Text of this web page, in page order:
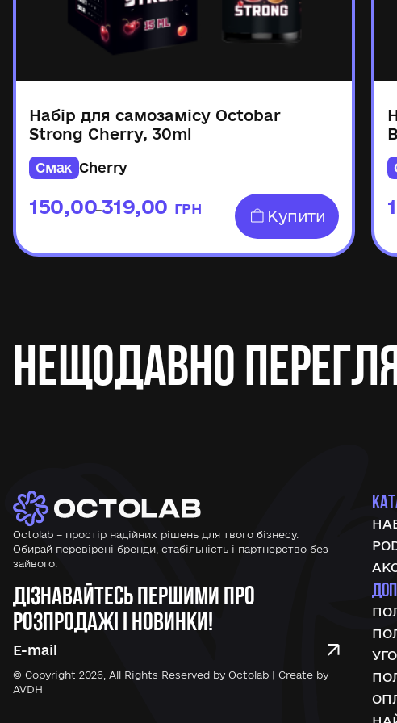
Набір для самозамісу Octobar
Strong Cherry, 30ml
Смак Cherry
150,00
–319,00 ГРН Купити
Нещодавно
Octolab – простір надійних рішень для твого бізнесу.
Обирай перевірені бренди, стабільність і партнерство без
зайвого.
Дізнавайтесь першими про
розпродажі і новинки!
© Copyright 2026, All Rights Reserved by Octolab | Create by
AVDH